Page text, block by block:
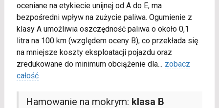
oceniane na etykiecie unijnej od A do E, ma
bezpośredni wpływ na zużycie paliwa. Ogumienie z
klasy A umożliwia oszczędność paliwa o około 0,1
litra na 100 km (względem oceny B), co przekłada się
na mniejsze koszty eksploatacji pojazdu oraz
zredukowane do minimum obciążenie dla... zobacz
całość
Hamowanie na mokrym: klasa B